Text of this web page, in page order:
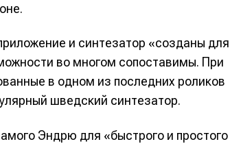
и синтезатор «созданы для
во многом сопоставимы. При
в одном из последних роликов
шведский синтезатор.
Эндрю для «быстрого и простого